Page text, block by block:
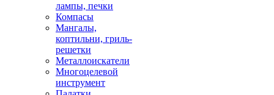
лампы, печки
Компасы
Мангалы,
коптильни, гриль-
решетки
Металлоискатели
Многоцелевой
инструмент